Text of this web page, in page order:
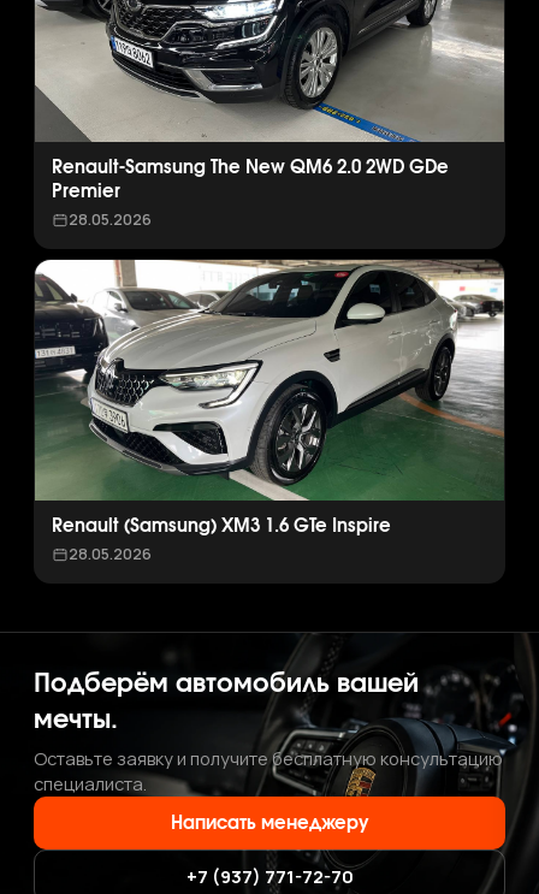
Renault-Samsung The New QM6 2.0 2WD GDe
Premier
28.05.2026
Renault (Samsung) XM3 1.6 GTe Inspire
28.05.2026
Подберём автомобиль вашей
мечты.
Оставьте заявку и получите бесплатную консультацию
специалиста.
Написать менеджеру
+7 (937) 771-72-70